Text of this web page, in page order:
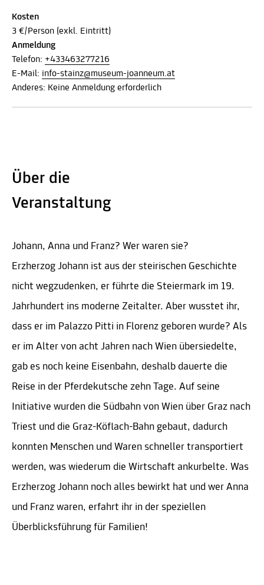
Kosten
3 €/Person (exkl. Eintritt)
Anmeldung
Telefon: +433463277216
E-Mail: info-stainz@museum-joanneum.at
Anderes: Keine Anmeldung erforderlich
Über die
Veranstaltung
Johann, Anna und Franz? Wer waren sie?
Erzherzog Johann ist aus der steirischen Geschichte
nicht wegzudenken, er führte die Steiermark im 19.
Jahrhundert ins moderne Zeitalter. Aber wusstet ihr,
dass er im Palazzo Pitti in Florenz geboren wurde? Als
er im Alter von acht Jahren nach Wien übersiedelte,
gab es noch keine Eisenbahn, deshalb dauerte die
Reise in der Pferdekutsche zehn Tage. Auf seine
Initiative wurden die Südbahn von Wien über Graz nach
Triest und die Graz-Köflach-Bahn gebaut, dadurch
konnten Menschen und Waren schneller transportiert
werden, was wiederum die Wirtschaft ankurbelte. Was
Erzherzog Johann noch alles bewirkt hat und wer Anna
und Franz waren, erfahrt ihr in der speziellen
Überblicksführung für Familien!